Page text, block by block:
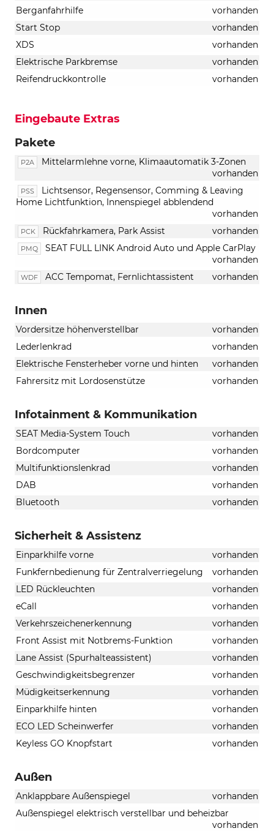
Berganfahrhilfe
vorhanden
Start Stop
vorhanden
XDS
vorhanden
Elektrische Parkbremse
vorhanden
Reifendruckkontrolle
vorhanden
Eingebaute Extras
Pakete
P2A
Mittelarmlehne vorne, Klimaautomatik 3-Zonen
vorhanden
PSS
Lichtsensor, Regensensor, Comming & Leaving
Home Lichtfunktion, Innenspiegel abblendend
vorhanden
PCK Rückfahrkamera, Park Assist vorhanden
PMQ
SEAT FULL LINK Android Auto und Apple CarPlay
vorhanden
WDF ACC Tempomat, Fernlichtassistent vorhanden
Innen
Vordersitze höhenverstellbar
vorhanden
Lederlenkrad
vorhanden
Elektrische Fensterheber vorne und hinten
vorhanden
Fahrersitz mit Lordosenstütze
vorhanden
Infotainment & Kommunikation
SEAT Media-System Touch
vorhanden
Bordcomputer
vorhanden
Multifunktionslenkrad
vorhanden
DAB
vorhanden
Bluetooth
vorhanden
Sicherheit & Assistenz
Einparkhilfe vorne
vorhanden
Funkfernbedienung für Zentralverriegelung
vorhanden
LED Rückleuchten
vorhanden
eCall
vorhanden
Verkehrszeichenerkennung
vorhanden
Front Assist mit Notbrems-Funktion
vorhanden
Lane Assist (Spurhalteassistent)
vorhanden
Geschwindigkeitsbegrenzer
vorhanden
Müdigkeitserkennung
vorhanden
Einparkhilfe hinten
vorhanden
ECO LED Scheinwerfer
vorhanden
Keyless GO Knopfstart
vorhanden
Außen
Anklappbare Außenspiegel
vorhanden
Außenspiegel elektrisch verstellbar und beheizbar
vorhanden